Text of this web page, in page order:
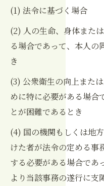
(1) 法令に基づく場合
(2) 人の生命、身体また
る場合であって、本人の
き
(3) 公衆衛生の向上また
めに特に必要がある場合
とが困難であるとき
(4) 国の機関もしくは地
けた者が法令の定める事
する必要がある場合であ
より当該事務の遂行に支